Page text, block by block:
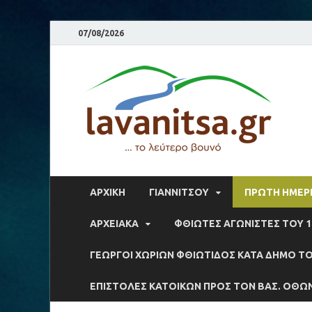
07/08/2026
ΑΡΧΙΚΉ ΓΙΑΝΝΙΤΣΟΥ ΠΡΩΤΗ
ΑΡΧΕΙΑΚΆ ΦΘΙΩΤΕΣ ΑΓΩΝΙΣΤΕΣ ΤΟΥ
ΓΕΩΡΓΟΙ ΧΩΡΙΩΝ ΦΘΙΩΤΙΔΟΣ ΚΑΤΑ ΔΗΜΟ ΤΟ
ΕΠΙΣΤΟΛΕΣ ΚΑΤΟΙΚΩΝ ΠΡΟΣ ΤΟΝ ΒΑΣ.